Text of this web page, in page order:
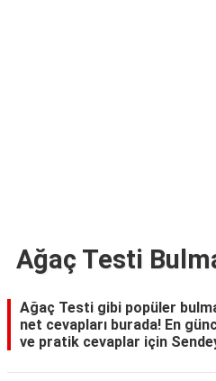
Ağaç Testi
Ağaç Testi gibi popüler
net cevapları burada! En
ve pratik cevaplar için